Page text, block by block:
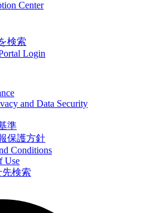
Center
検索
Login
and Data Security
準
保護方針
Conditions
Use
先検索